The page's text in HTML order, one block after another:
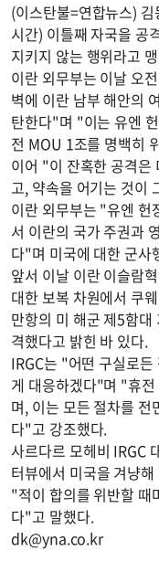
(이스탄불=연합뉴스)
시간) 이틀째 자국을 공
지키지 않는 행위라고
이란 외무부는 이날 오
벽에 이란 남부 해안의
탄한다"며 "이는 유엔
전 MOU 1조를 명백히
이어 "이 잔혹한 공격은
고, 약속을 어기는 것이
이란 외무부는 "유엔 헌
서 이란의 국가 주권과
다"며 미국에 대한 군사
앞서 이날 이란 이슬람
대한 보복 차원에서 쿠
만항의 미 해군 제5함
격했다고 밝힌 바 있다.
IRGC는 "어떤 구실로
게 대응하겠다"며 "휴
며, 이는 모든 절차를
다"고 강조했다.
사르다르 모헤비 IRGC
터뷰에서 미국을 겨냥
"적이 합의를 위반할 때
다"고 말했다.
dk@yna.co.kr